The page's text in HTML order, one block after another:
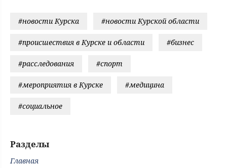
#новости Курска #новости Курской области
#происшествия в Курске и области #бизнес
#расследования #спорт
#мероприятия в Курске #медицина
#социальное
Разделы
Главная